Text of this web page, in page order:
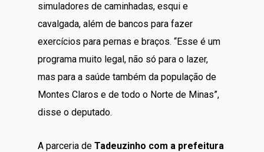
simuladores de caminhadas, esqui e
cavalgada, além de bancos para fazer
exercícios para pernas e braços. “Esse é um
programa muito legal, não só para o lazer,
mas para a saúde também da população de
Montes Claros e de todo o Norte de Minas”,
disse o deputado.
A parceria de Tadeuzinho com a prefeitura